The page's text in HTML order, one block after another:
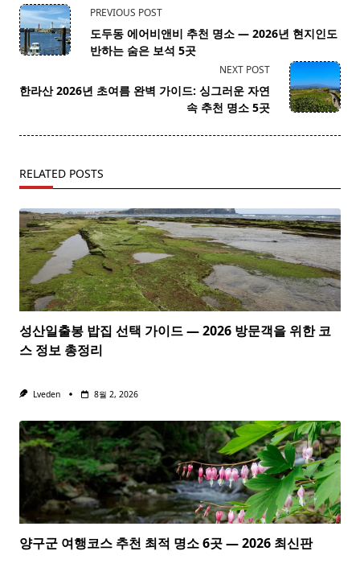
<span
class="nav-
subtitle
reader-
PREVIOUS POST
도두동 에어비앤비 추천 명소 — 2026년 현지인도
반하는 숨은 보석 5곳
NEXT POST
한라산 2026년 초여름 완벽 가이드: 싱그러운 자연
속 추천 명소 5곳
RELATED POSTS
성산일출봉 밥집 선택 가이드 — 2026 방문객을 위한 코
스 정보 총정리
Lveden 8월 2, 2026
양구군 여행코스 추천 최적 명소 6곳 — 2026 최신판